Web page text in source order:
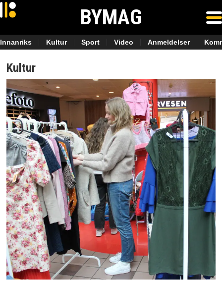
BYMAG
Innanriks Kultur Sport Video Anmeldelser
Kultur